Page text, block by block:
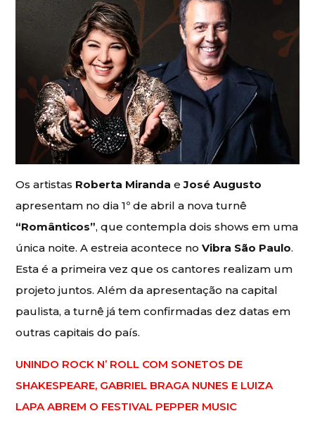
Os artistas Roberta Miranda eJosé Augusto
apresentam no dia 1º de abril a nova turnê
“Românticos”, que contempla dois shows em uma
única noite. A estreia acontece noVibra São Paulo.
Esta é a primeira vez que os cantores realizam um
projeto juntos. Além da apresentação na capital
paulista, a turnê já tem confirmadas dez datas em
outras capitais do país.
UNINDO ROCK N’ ROLL COM SONETOS DE
SHAKESPEARE, GABRIEL BRAGA NUNES E LUIZA
LAPA ABREM O FESTIVAL PEPPER MUSIC